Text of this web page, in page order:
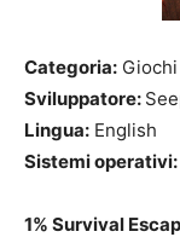
Categoria: Giochi
Sviluppatore:
Lingua: English
Sistemi operativi:
1% Survival